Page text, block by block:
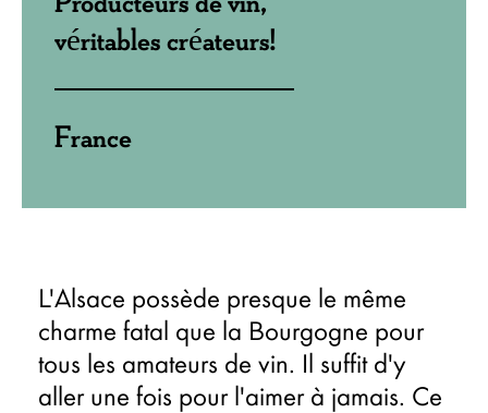
véritables créateurs!
France
L'Alsace possède presque le même
charme fatal que la Bourgogne pour
tous les amateurs de vin. Il suffit d'y
aller une fois pour l'aimer à jamais. Ce